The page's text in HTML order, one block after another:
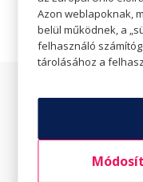
Az üzletről
Elfogadott
Azon weblapoknak,
belül működnek, a
felhasználó
tárolásához a